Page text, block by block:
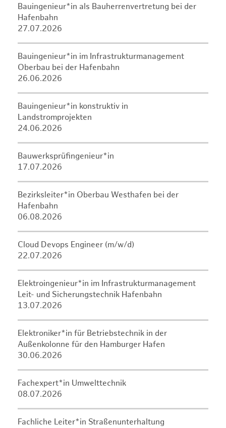
Bauingenieur*in als Bauherrenvertretung bei der
Hafenbahn
27.07.2026
Bauingenieur*in im Infrastrukturmanagement
Oberbau bei der Hafenbahn
26.06.2026
Bauingenieur*in konstruktiv in
Landstromprojekten
24.06.2026
Bauwerksprüfingenieur*in
17.07.2026
Bezirksleiter*in Oberbau Westhafen bei der
Hafenbahn
06.08.2026
Cloud Devops Engineer (m/w/d)
22.07.2026
Elektroingenieur*in im Infrastrukturmanagement
Leit- und Sicherungstechnik Hafenbahn
13.07.2026
Elektroniker*in für Betriebstechnik in der
Außenkolonne für den Hamburger Hafen
30.06.2026
Fachexpert*in Umwelttechnik
08.07.2026
Fachliche Leiter*in Straßenunterhaltung